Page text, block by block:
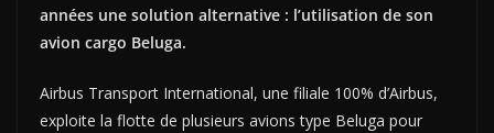
années une solution alternative : l’utilisation de son
avion cargo Beluga.
Airbus Transport International, une filiale 100% d’Airbus,
exploite la flotte de plusieurs avions type Beluga pour